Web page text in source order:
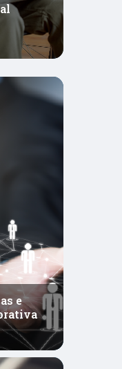
da ótica dos
carbono, da
do final do
estruturação de
atual do Brasil
pelas três
do
dos
da
(iii) melhoria da
ambientais e
do Imagine
estão as
com foco na
climáticas.
aproveita pouco
do Banco
e